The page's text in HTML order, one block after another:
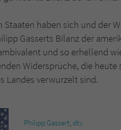
Staaten haben sich und der
Gasserts Bilanz der
und so erhellend
Widersprüche, die
Landes verwurzelt sind.
Philipp Gassert, dtv